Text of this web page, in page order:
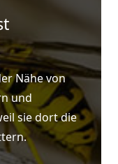
Nähe von
und
sie dort die